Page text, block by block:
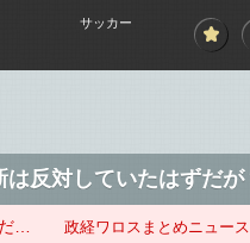
サッカー
政経ワロスまとめニュース